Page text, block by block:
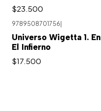
$23.500
9789508701756
Universo Wigetta 1. En
El Infierno
$17.500